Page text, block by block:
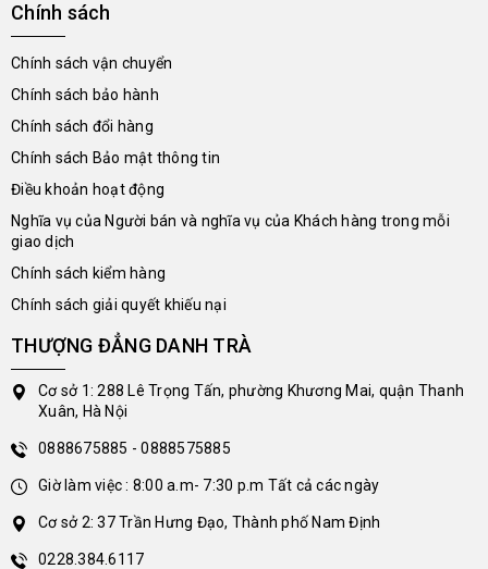
Chính sách
Chính sách vận chuyển
Chính sách bảo hành
Chính sách đổi hàng
Chính sách Bảo mật thông tin
Điều khoản hoạt động
Nghĩa vụ của Người bán và nghĩa vụ của Khách hàng trong mỗi
giao dịch
Chính sách kiểm hàng
Chính sách giải quyết khiếu nại
THƯỢNG ĐẲNG DANH TRÀ
Cơ sở 1: 288 Lê Trọng Tấn, phường Khương Mai, quận Thanh
Xuân, Hà Nội
0888675885 - 0888575885
Giờ làm việc : 8:00 a.m- 7:30 p.m Tất cả các ngày
Cơ sở 2: 37 Trần Hưng Đạo, Thành phố Nam Định
0228.384.6117